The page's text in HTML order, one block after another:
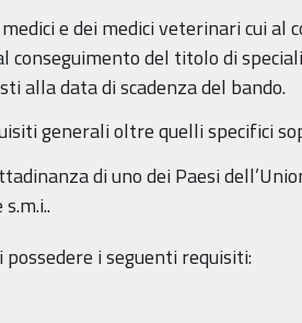
e dei medici veterinari cui al
del titolo di
alla data di scadenza del bando.
generali oltre quelli specifici
di uno dei Paesi
i seguenti requisiti: